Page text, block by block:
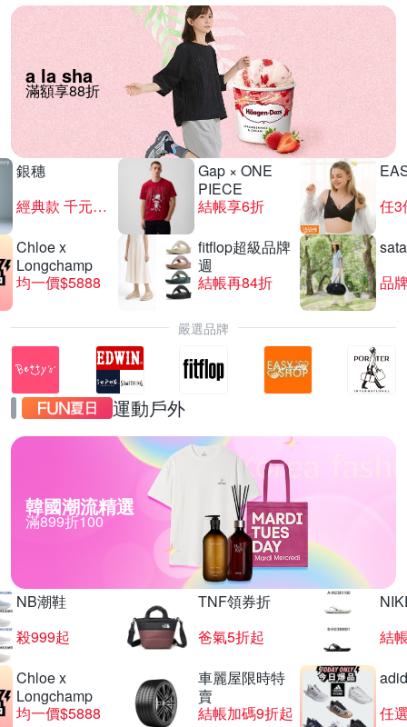
a la sha
滿額享88折
銀穗
經典款 千元有找
Gap × ONE
PIECE
結帳享6折
任3
Chloe x
Longchamp
均一價$5888
fitflop超級品牌
週
結帳再84折
品
嚴選品牌
運動戶外
韓國潮流精選
滿899折100
NB潮鞋
殺999起
TNF領券折
爸氣5折起
結
Chloe x
Longchamp
均一價$5888
車麗屋限時特
賣
結帳加碼9折起
任